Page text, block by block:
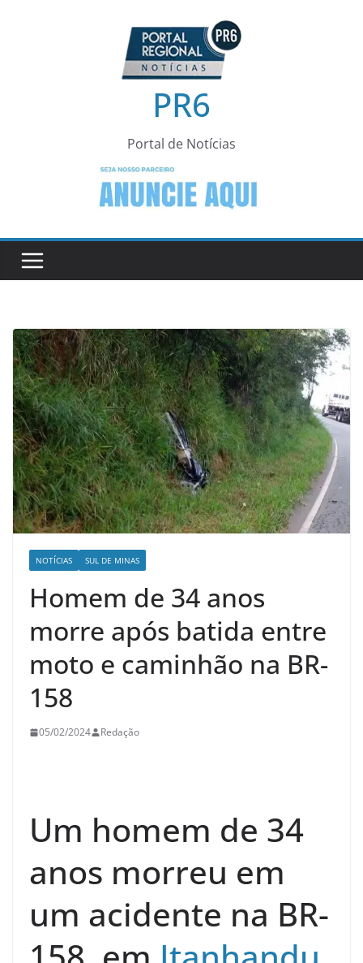
PR6
Portal de Notícias
NOTÍCIAS SUL DE MINAS
Homem de 34 anos
morre após batida entre
moto e caminhão na BR-
158
05/02/2024 Redação
Um homem de 34
anos morreu em
um acidente na BR-